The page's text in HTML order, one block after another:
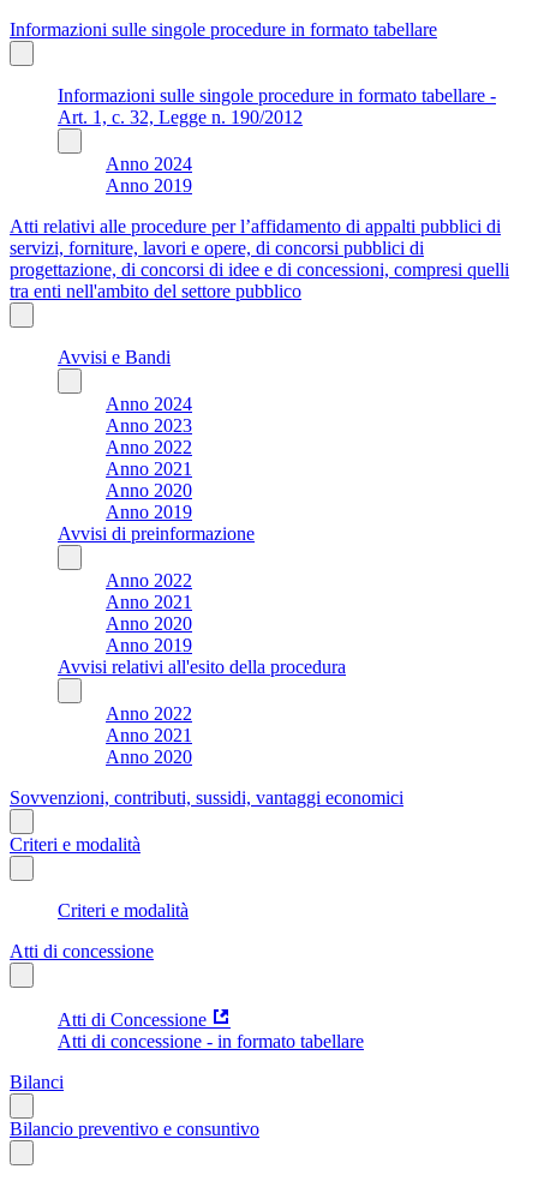
Informazioni sulle singole procedure in formato tabellare
Informazioni sulle singole procedure in formato tabellare -
Art. 1, c. 32, Legge n. 190/2012
Anno 2024
Anno 2019
Atti relativi alle procedure per l’affidamento di appalti pubblici di
servizi, forniture, lavori e opere, di concorsi pubblici di
progettazione, di concorsi di idee e di concessioni, compresi quelli
tra enti nell'ambito del settore pubblico
Avvisi e Bandi
Anno 2024
Anno 2023
Anno 2022
Anno 2021
Anno 2020
Anno 2019
Avvisi di preinformazione
Anno 2022
Anno 2021
Anno 2020
Anno 2019
Avvisi relativi all'esito della procedura
Anno 2022
Anno 2021
Anno 2020
Sovvenzioni, contributi, sussidi, vantaggi economici
Criteri e modalità
Criteri e modalità
Atti di concessione
Atti di Concessione
Atti di concessione - in formato tabellare
Bilanci
Bilancio preventivo e consuntivo